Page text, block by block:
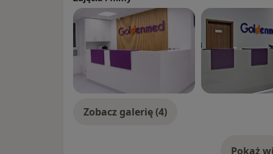
płucach), gruźlica i mykobakteriozy,
- diagnostyka - duszności, przewlekłego
w badaniach obrazowych płuc (RTG, TK)
- porady antynikotynowe
- badanie spirometryczne z próbą
Zobacz galerię (4)
Pokaż